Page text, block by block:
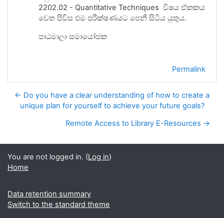
2202.02 - Quantitative Techniques විෂය ඒකකය
වෙත පිවිස එම පරීක්ෂණයට පෙනී සිටිය යුතුය.
පාඨමාලා සමායෝජක
Permalink
← Do you have a clear understanding of how to create a
unique plan for yourself to achieve your future goals?
Remote Access to Library E-Resources →
You are not logged in. (Log in)
Home
Data retention summary
Switch to the standard theme